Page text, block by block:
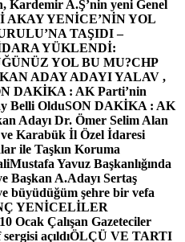
Kardemir A.Ş’nin yeni Genel
YENİCE’NİN YOL
TAŞIDI –
YÜKLENDİ:
YOL BU MU?CHP
ADAY ADAYI YALAV ,
DAKİKA : AK Parti’nin
Belli OlduSON DAKİKA : AK
Adayı Dr. Ömer Selim Alan
Karabük İl Özel İdaresi
ile Taşkın Koruma
Yavuz Başkanlığında
Başkan A.Adayı Sertaş
büyüdüğüm şehre bir vefa
YENİCELİLER
10 Ocak Çalışan Gazeteciler
açıldıÖLÇÜ VE TARTI